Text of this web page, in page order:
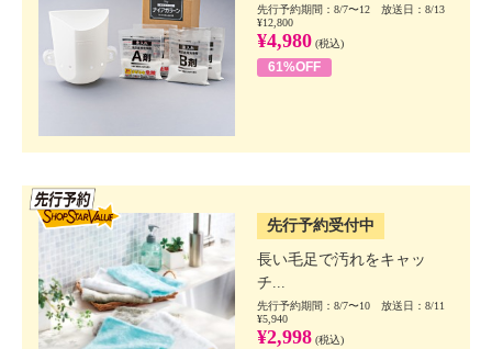
先行予約期間：8/7〜12 放送日：8/13
¥12,800
¥4,980 (税込)
61%OFF
先行予約受付中
長い毛足で汚れをキャッ
チ...
先行予約期間：8/7〜10 放送日：8/11
¥5,940
¥2,998 (税込)